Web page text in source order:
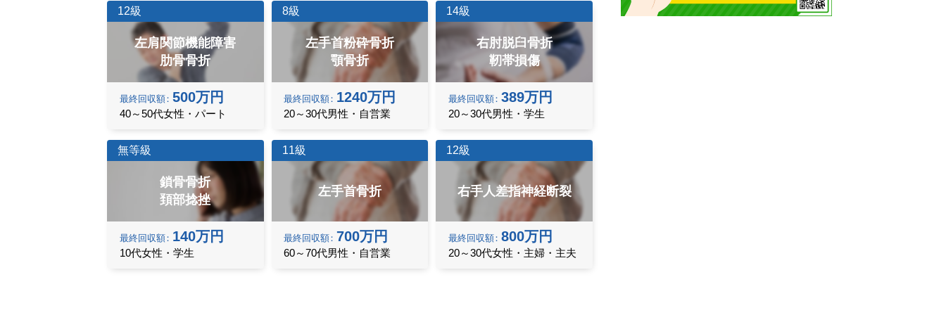
12級
左肩関節機能障害
肋骨骨折
最終回収額 500万円
40～50代女性・パート
8級
左手首粉砕骨折
顎骨折
最終回収額 1240万円
20～30代男性・自営業
14級
右肘脱臼骨折
靭帯損傷
最終回収額 389万円
20～30代男性・学生
無等級
鎖骨骨折
頚部捻挫
最終回収額 140万円
10代女性・学生
11級
左手首骨折
最終回収額 700万円
60～70代男性・自営業
12級
右手人差指神経断裂
最終回収額 800万円
20～30代女性・主婦・主夫